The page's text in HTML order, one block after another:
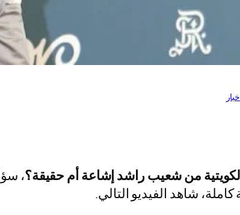
من شعيب راشد إشاعة أم حقيقة؟،
شاهد الفيديو التالي.